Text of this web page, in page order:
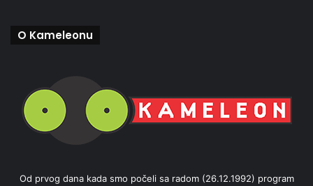
O Kameleonu
Od prvog dana kada smo počeli sa radom (26.12.1992) program